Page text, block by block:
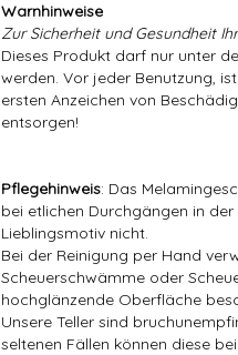
Warnhinweise
Zur Sicherheit und Gesundheit
Dieses Produkt darf nur unter
werden. Vor jeder Benutzung,
ersten Anzeichen von
entsorgen!
Pflegehinweis: Das
bei etlichen Durchgängen in
Lieblingsmotiv nicht.
Bei der Reinigung per Hand
Scheuerschwämme oder
hochglänzende Oberfläche
Unsere Teller sind
seltenen Fällen können diese